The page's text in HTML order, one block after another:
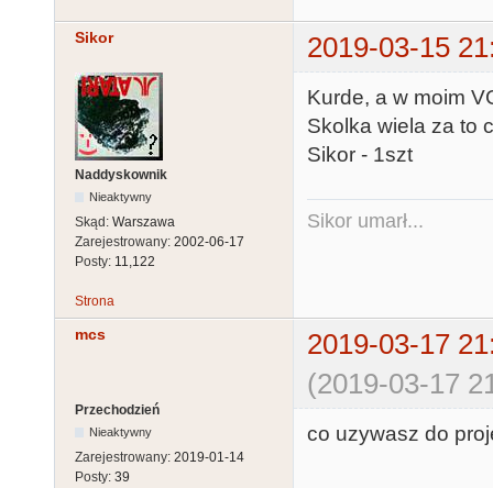
Sikor 2019-03-15
Naddyskownik
Nieaktywny
Skąd: Warszawa
Zarejestrowany: 2002-06-17
Posty: 11,122
Kurde, a w moim
Skolka wiela za to
Sikor - 1szt
Sikor umarł...
Strona
mcs
2019-03-17
(2019-03-17
Przechodzień
Nieaktywny
Zarejestrowany: 2019-01-14
Posty: 39
co uzywasz do